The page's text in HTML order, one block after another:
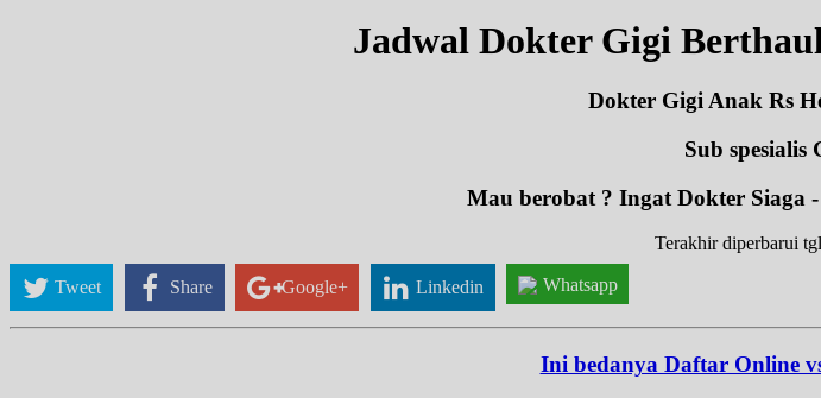
Jadwal Dokter Gigi
Dokter Gigi Anak Rs
Sub spesialis
Mau berobat ? Ingat Dokter Siaga
Terakhir diperbarui
Tweet Share Google+ Linkedin Whatsapp
Ini bedanya Daftar Online